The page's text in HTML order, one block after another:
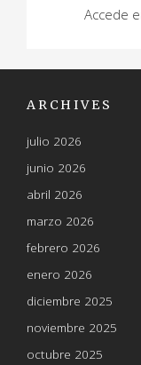
Accede
ARCHIVES
julio 2026
junio 2026
abril 2026
marzo 2026
febrero 2026
enero 2026
diciembre 2025
noviembre 2025
octubre 2025